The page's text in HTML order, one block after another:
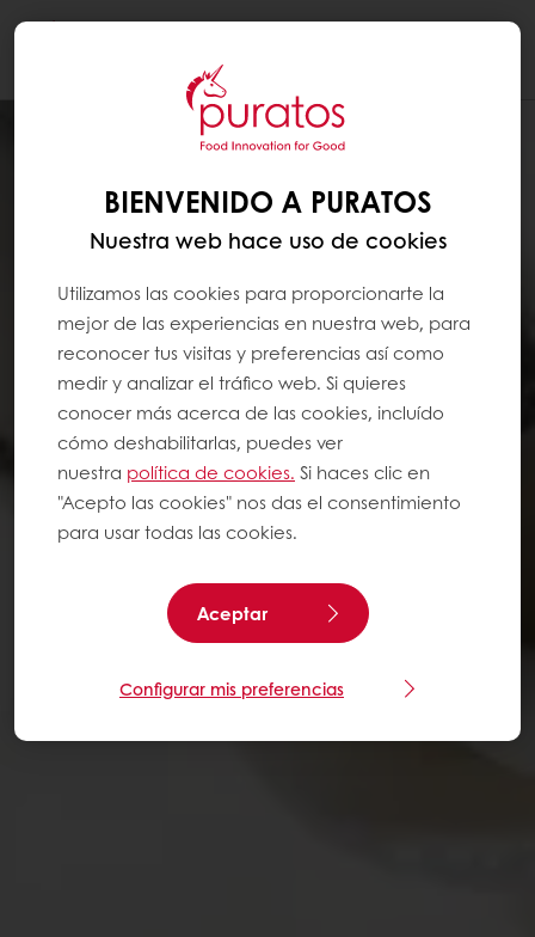
BIENVENIDO A PURATOS
Nuestra web hace uso de cookies
Utilizamos las cookies para proporcionarte la
mejor de las experiencias en nuestra web, para
reconocer tus visitas y preferencias así como
medir y analizar el tráfico web. Si quieres
conocer más acerca de las cookies, incluído
cómo deshabilitarlas, puedes ver
nuestra política de cookies. Si haces clic en
"Acepto las cookies" nos das el consentimiento
para usar todas las cookies.
Aceptar
Configurar mis preferencias